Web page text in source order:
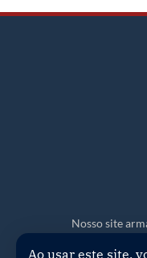
Ao usar este site,
Nosso site